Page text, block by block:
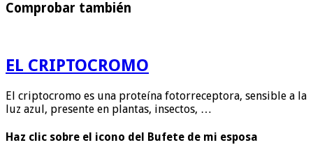
Comprobar también
EL CRIPTOCROMO
El criptocromo es una proteína fotorreceptora, sensible a la
luz azul, presente en plantas, insectos, …
Haz clic sobre el icono del Bufete de mi esposa